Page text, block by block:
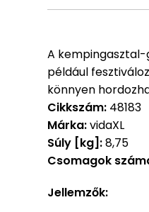
A
például
könnyen
Cikkszám: 48183
Márka:vidaXL
Súly [kg]:8,75
Csomagok
Jellemzők: